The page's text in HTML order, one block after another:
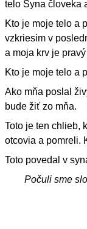
telo Syna človeka
Kto je moje telo a
vzkriesim v
a moja krv je
Kto je moje telo a
Ako mňa poslal
bude žiť zo mňa.
Toto je ten chlieb,
otcovia a pomreli.
Toto povedal v
Počuli sme